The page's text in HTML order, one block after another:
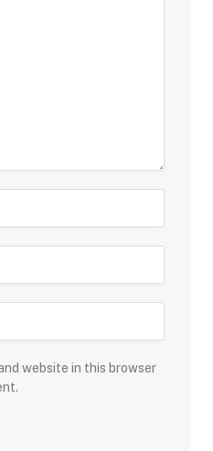
website in this browser